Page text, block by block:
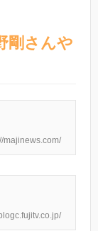
剛さんや
majinews.com/